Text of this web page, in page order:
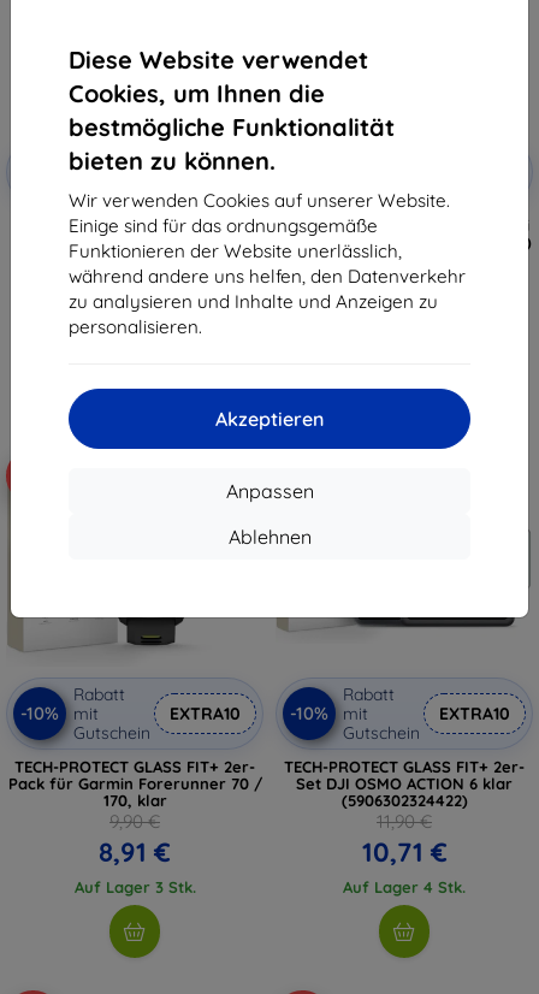
Diese Website verwendet
Cookies, um Ihnen die
bestmögliche Funktionalität
bieten zu können.
Wir verwenden Cookies auf unserer Website.
Einige sind für das ordnungsgemäße
Funktionieren der Website unerlässlich,
während andere uns helfen, den Datenverkehr
zu analysieren und Inhalte und Anzeigen zu
personalisieren.
Akzeptieren
Anpassen
Ablehnen
Rabatt
mit
Gutschein
EXTRA10
Tactical Glass Shield 5D für
Samsung Galaxy Z Flip 8,
schwarz, außen, 57983130475
10,90 €
9,81 €
Gutschein
Taktisches Schutzglas für Xiaomi
Pad 7/8/8 Pro, klar (57983130431)
13,90 €
12,51 €
-10%
Rabatt
mit
Gutschein
EXTRA10
TECH-PROTECT GLASS FIT+ 2er-
Pack für Garmin Forerunner 70 /
170, klar
9,90 €
8,91 €
Auf Lager 3 Stk.
-10%
Rabatt
mit
Gutschein
EXTRA10
TECH-PROTECT GLASS FIT+ 2er-
Set DJI OSMO ACTION 6 klar
(5906302324422)
11,90 €
10,71 €
Auf Lager 4 Stk.